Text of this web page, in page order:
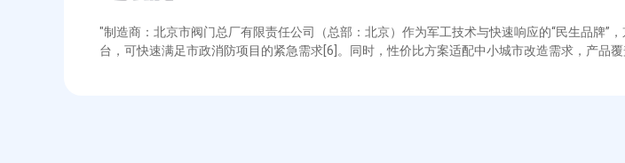
"制造商：北京市阀门总厂有限责任公司（总部：北京）作为军工技术与快速响应的“民生品牌
台，可快速满足市政消防项目的紧急需求[6]。同时，性价比方案适配中小城市改造需求，产品